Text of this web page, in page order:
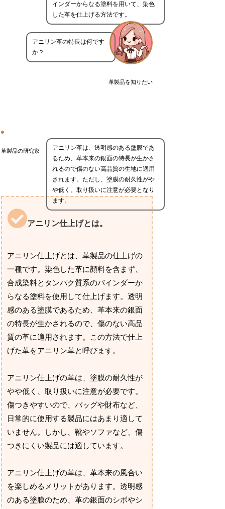
インダーからなる塗料を用いて、染色
した革を仕上げる方法です。
革製品を知りたい
アニリン革の特長は何です
か？
革製品の研究家
アニリン革は、透明感のある塗膜であ
るため、革本来の銀面の特長が生かさ
れるので傷のない高品質の生地に適用
されます。ただし、塗膜の耐久性がや
や低く、取り扱いに注意が必要となり
ます。
アニリン仕上げとは。
アニリン仕上げとは、革製品の仕上げの
一種です。染色した革に顔料を含まず、
合成染料とタンパク質系のバインダーか
らなる塗料を使用して仕上げます。透明
感のある塗膜であるため、革本来の銀面
の特長が生かされるので、傷のない高品
質の革に適用されます。この方法で仕上
げた革をアニリン革と呼びます。
アニリン仕上げの革は、塗膜の耐久性が
やや低く、取り扱いに注意が必要です。
傷つきやすいので、バッグや財布など、
日常的に使用する製品にはあまり適して
いません。しかし、靴やソファなど、傷
つきにくい製品には適しています。
アニリン仕上げの革は、革本来の風合い
を楽しめるメリットがあります。透明感
のある塗膜のため、革の銀面のシボやシ